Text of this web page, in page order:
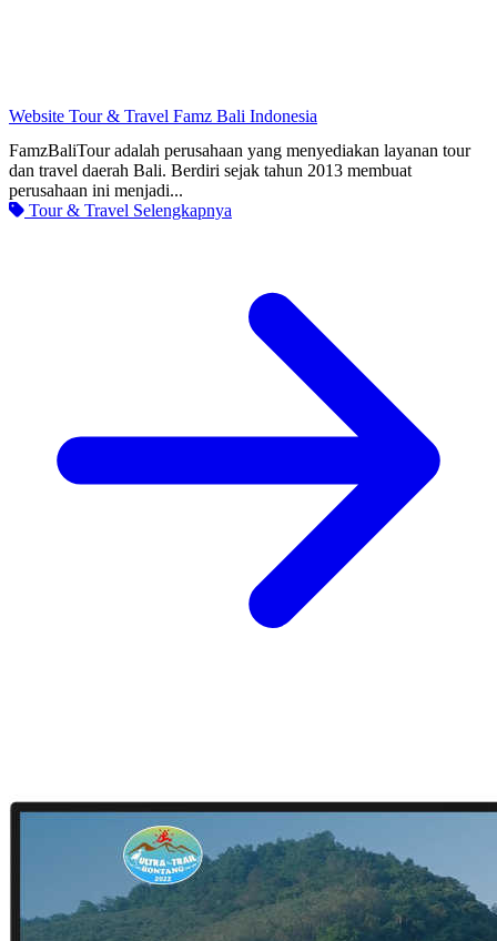
Website Tour & Travel Famz Bali Indonesia
FamzBaliTour adalah perusahaan yang menyediakan layanan tour
dan travel daerah Bali. Berdiri sejak tahun 2013 membuat
perusahaan ini menjadi...
Tour & Travel Selengkapnya